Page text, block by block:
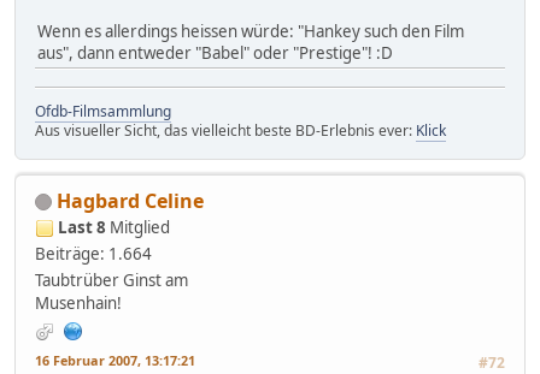
Wenn es allerdings heissen würde: "Hankey such den Film
aus", dann entweder "Babel" oder "Prestige"! :D
Ofdb-Filmsammlung
Aus visueller Sicht, das vielleicht beste BD-Erlebnis ever: Klick
Hagbard Celine
Last 8 Mitglied
Beiträge: 1.664
Taubtrüber Ginst am
Musenhain!
16 Februar 2007, 13:17:21 #72